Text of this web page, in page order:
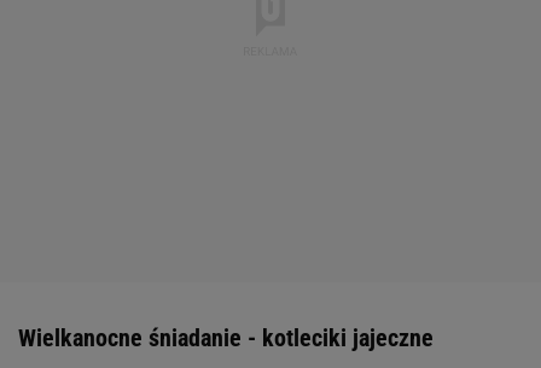
Wielkanocne śniadanie - kotleciki jajeczne